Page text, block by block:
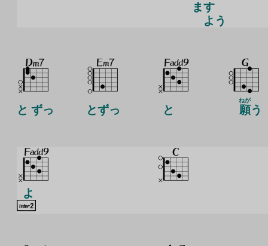
ます
よう
と ずっ とずっ と 願
ねが
う
よ